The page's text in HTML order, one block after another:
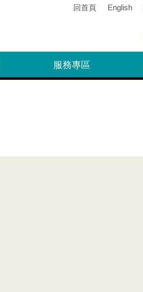
回首頁 English
服務專區